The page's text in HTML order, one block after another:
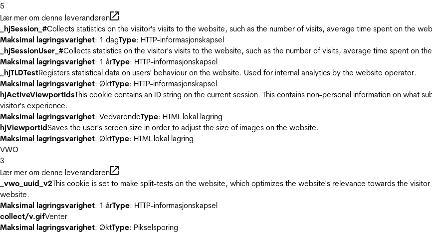
5
Lær mer om denne leverandøren
_hjSession_#Collects statistics on the visitor's visits to the website, such as the number of visits, average time spent on the
Maksimal lagringsvarighet: 1 dagType: HTTP-informasjonskapsel
_hjSessionUser_#Collects statistics on the visitor's visits to the website, such as the number of visits, average time spent on
Maksimal lagringsvarighet: 1 årType: HTTP-informasjonskapsel
_hjTLDTestRegisters statistical data on users' behaviour on the website. Used for internal analytics by the website operator.
Maksimal lagringsvarighet: ØktType: HTTP-informasjonskapsel
hjActiveViewportIdsThis cookie contains an ID string on the current session. This contains non-personal information on what
visitor's experience.
Maksimal lagringsvarighet: VedvarendeType: HTML lokal lagring
hjViewportIdSaves the user's screen size in order to adjust the size of images on the website.
Maksimal lagringsvarighet: ØktType: HTML lokal lagring
VWO
3
Lær mer om denne leverandøren
_vwo_uuid_v2This cookie is set to make split-tests on the website, which optimizes the website's relevance towards the
website.
Maksimal lagringsvarighet: 1 årType: HTTP-informasjonskapsel
collect/v.gifVenter
Maksimal lagringsvarighet: ØktType: Pikselsporing